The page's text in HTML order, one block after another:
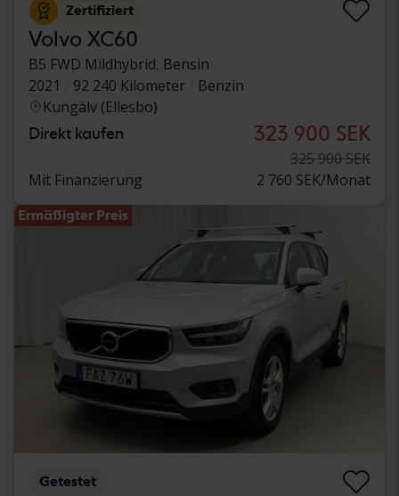
Zertifiziert
Volvo XC60
B5 FWD Mildhybrid, Bensin
2021
92 240 Kilometer
Benzin
Kungälv (Ellesbo)
Direkt kaufen 323 900 SEK
325 900 SEK
Mit Finanzierung
2 760 SEK/Monat
Ermäßigter Preis
Getestet